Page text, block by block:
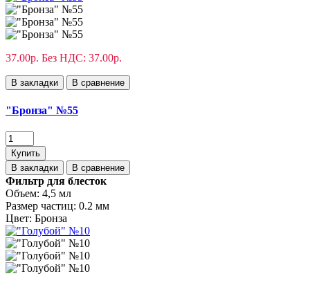
37.00р. Без НДС: 37.00р.
В закладки В сравнение
"Бронза" №55
Купить
В закладки
В сравнение
Фильтр для блесток
Объем: 4,5 мл
Размер частиц: 0.2 мм
Цвет: Бронза